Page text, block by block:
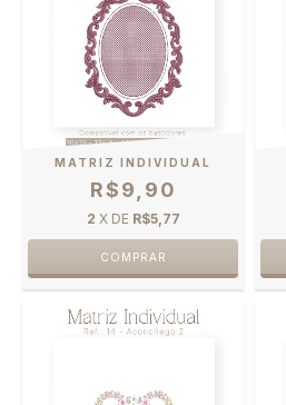
MATRIZ INDIVIDUAL
R$9,90
2 X DE R$5,77